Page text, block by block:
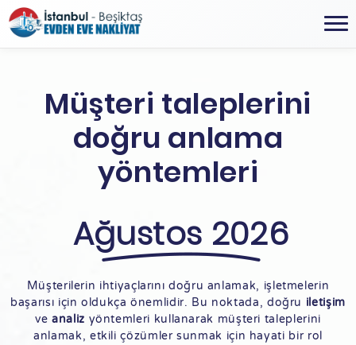
Müşteri taleplerini
doğru anlama
yöntemleri
Ağustos 2026
Müşterilerin ihtiyaçlarını doğru anlamak, işletmelerin
başarısı için oldukça önemlidir. Bu noktada, doğru iletişim
veanaliz yöntemleri kullanarak müşteri taleplerini
anlamak, etkili çözümler sunmak için hayati bir rol